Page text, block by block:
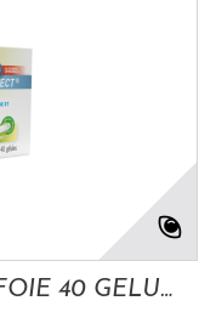
VITADETOX + PROTECT FOIE 40 GELULES